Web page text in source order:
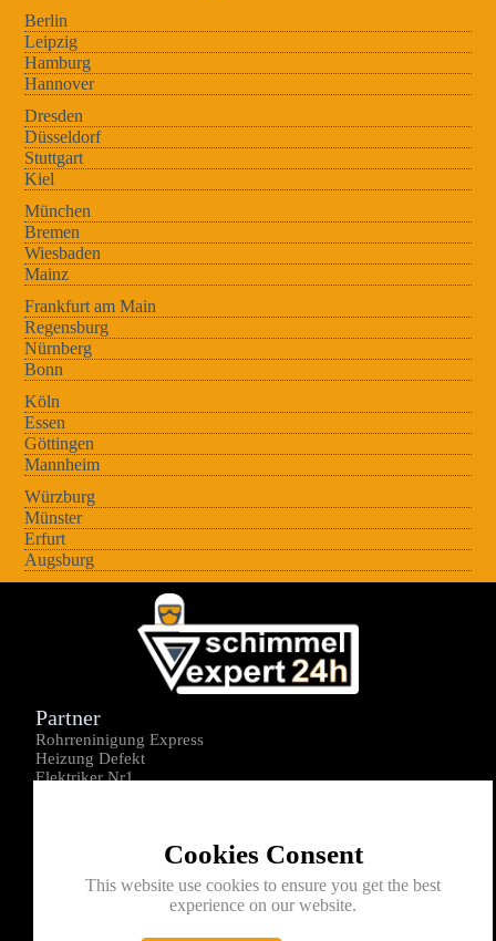
Berlin
Leipzig
Hamburg
Hannover
Dresden
Düsseldorf
Stuttgart
Kiel
München
Bremen
Wiesbaden
Mainz
Frankfurt am Main
Regensburg
Nürnberg
Bonn
Köln
Essen
Göttingen
Mannheim
Würzburg
Münster
Erfurt
Augsburg
Cookies Consent
This website use cookies to ensure you get the best
experience on our website.
Partner
Rohrreninigung Express
Heizung Defekt
Elektriker Nr1
Kontakt